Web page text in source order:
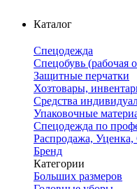
Каталог
Спецодежда
Спецобувь (рабочая
Защитные перчатки
Хозтовары,
Средства
Упаковочные
Спецодежда по
Распродажа,
Бренд
Категории
Больших размеров